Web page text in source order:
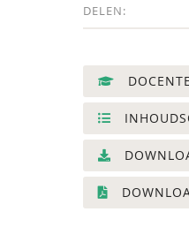
DELEN: